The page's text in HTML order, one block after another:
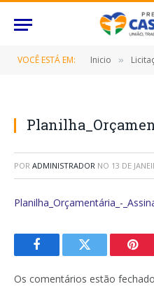
VOCÊ ESTÁ EM: Inicio »
POR ADMINISTRADOR NO 13 DE
Planilha_Orçamentária_-
FacebookTwitter
Os comentários estão